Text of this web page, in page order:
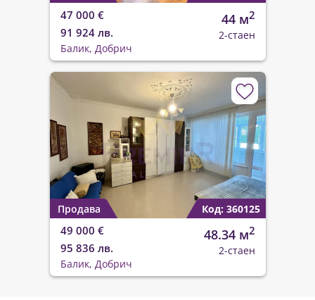
47 000 €
91 924 лв.
44 м2
2-стаен
Балик, Добрич
Продава Код: 360125
49 000 €
95 836 лв.
48.34 м2
2-стаен
Балик, Добрич